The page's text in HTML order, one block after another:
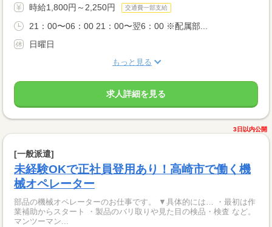
時給1,800円～2,250円 交通費一部支給
21：00〜06：00 21：00〜翌6：00 ※配属部...
日曜日
もっと見る
求人詳細を見る
3日以内公開
[一般派遣]
未経験OKで正社員登用あり！高崎市で働く機
械オペレーター
部品の機械オペレーターのお仕事です。 ▼具体的には… ・最初は作
業補助からスタート ・製品のバリ取りや見た目の検品・検査 など。
マンツーマン...